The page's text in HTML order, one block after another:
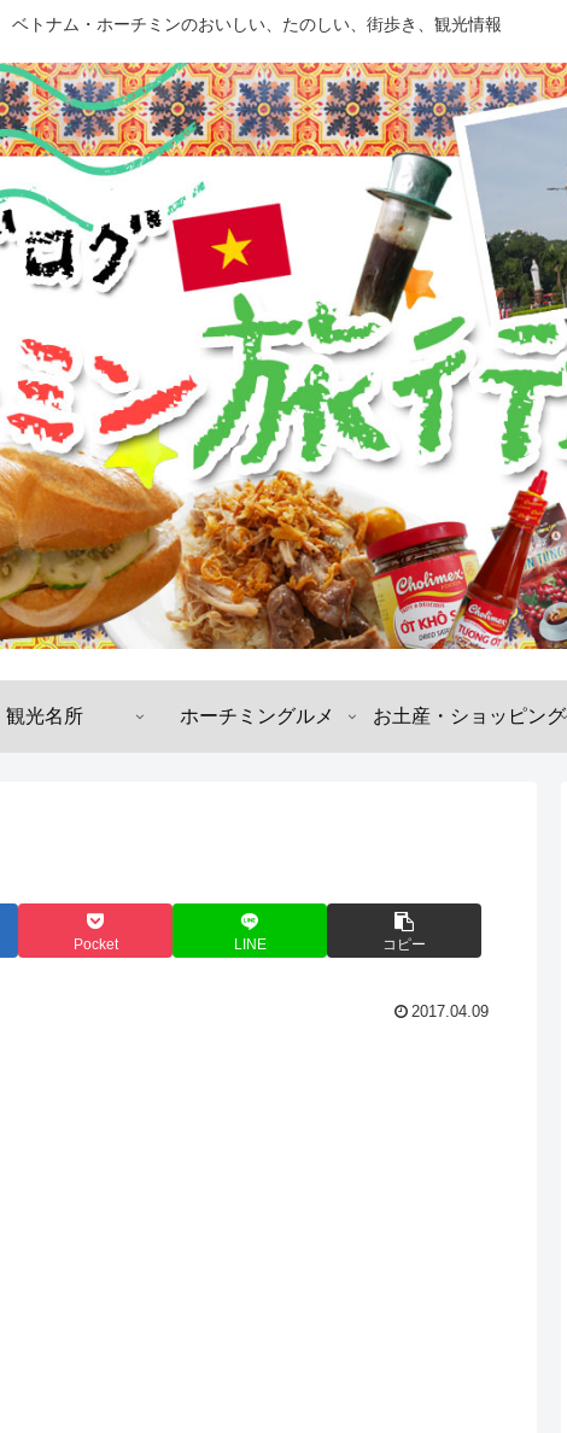
ベトナム・ホーチミンのおいしい、たのしい、街歩き、観光情報
観光名所 ホーチミングルメ お土産・ショッピング
Pocket LINE コピー
2017.04.09